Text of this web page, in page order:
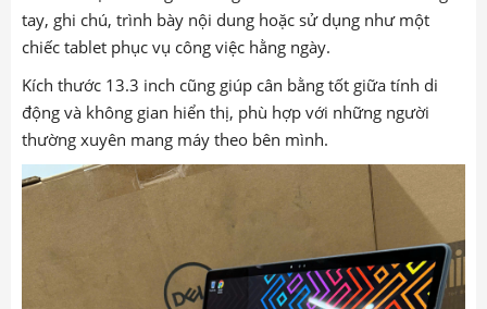
tay, ghi chú, trình bày nội dung hoặc sử dụng như một
chiếc tablet phục vụ công việc hằng ngày.
Kích thước 13.3 inch cũng giúp cân bằng tốt giữa tính di
động và không gian hiển thị, phù hợp với những người
thường xuyên mang máy theo bên mình.